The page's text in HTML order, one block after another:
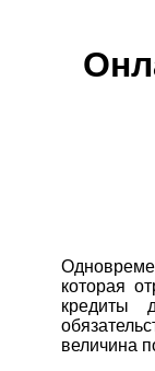
которая
кредиты
величина